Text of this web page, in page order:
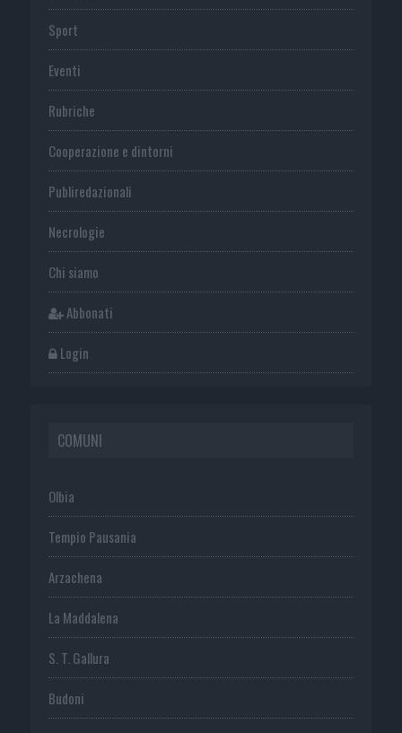
Sport
Eventi
Rubriche
Cooperazione e dintorni
Publiredazionali
Necrologie
Chi siamo
Abbonati
Login
COMUNI
Olbia
Tempio Pausania
Arzachena
La Maddalena
S. T. Gallura
Budoni